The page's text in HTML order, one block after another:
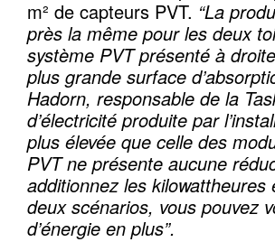
m² de capteurs PVT. “La
près la même pour les deux
système PVT présenté à
plus grande surface
Hadorn, responsable de la
d’électricité produite par
plus élevée que celle des
PVT ne présente aucune
additionnez les
deux scénarios, vous pouvez
d’énergie en plus”.